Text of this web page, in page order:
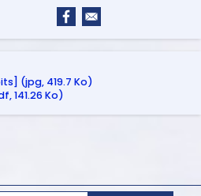
(jpg, 419.7 Ko)
141.26 Ko)